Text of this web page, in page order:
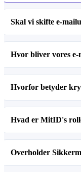
Skal vi skifte e-
Hvor bliver vores
Hvorfor betyder
Hvad er MitID's
Overholder